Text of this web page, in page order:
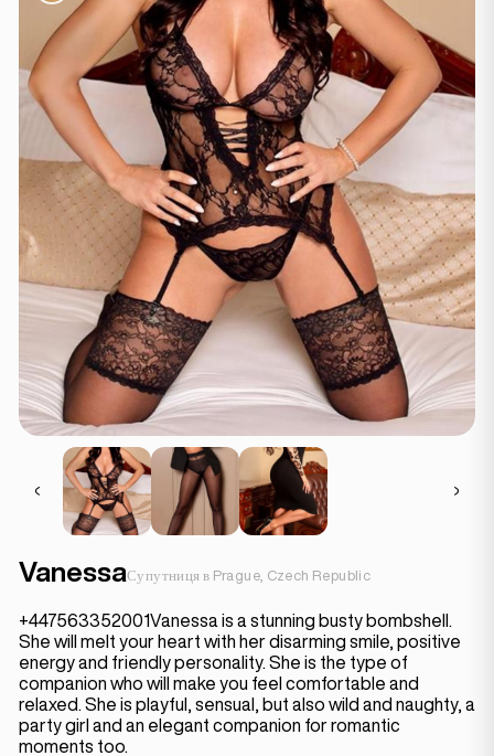
VanessaСупутниця в Prague, Czech Republic
+447563352001Vanessa is a stunning busty bombshell.
She will melt your heart with her disarming smile, positive
energy and friendly personality. She is the type of
companion who will make you feel comfortable and
relaxed. She is playful, sensual, but also wild and naughty, a
party girl and an elegant companion for romantic
moments too.